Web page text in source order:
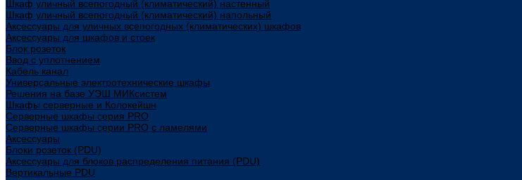
Шкаф уличный всепогодный (климатический) настенный
Шкаф уличный всепогодный (климатический) напольный
Аксессуары для уличных всепогодных (климатических) шкафов
Аксессуары для шкафов и стоек
Блок розеток
Ввод с уплотнением
Кабель канал
Универсальные электротехнические шкафы
Решения на базе УЭШ МИКсистем
Шкафы серверные и Колокейшн
Серверные шкафы серия PRO
Серверные шкафы серии PRO с ламелями
Аксессуары
Блоки розеток (PDU)
Аксессуары для блоков распределения питания (PDU)
Вертикальные PDU